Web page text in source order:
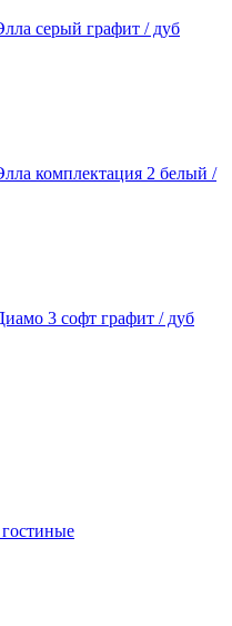
серый графит / дуб
комплектация 2 белый /
3 софт графит / дуб